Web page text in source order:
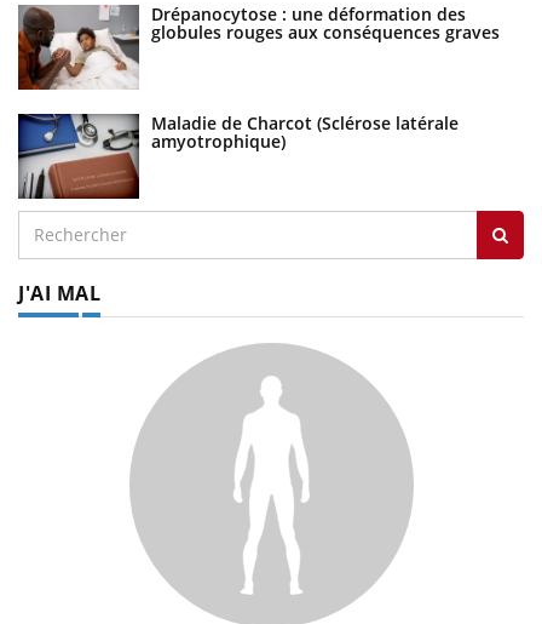
Drépanocytose : une déformation des
globules rouges aux conséquences graves
Maladie de Charcot (Sclérose latérale
amyotrophique)
J'AI MAL